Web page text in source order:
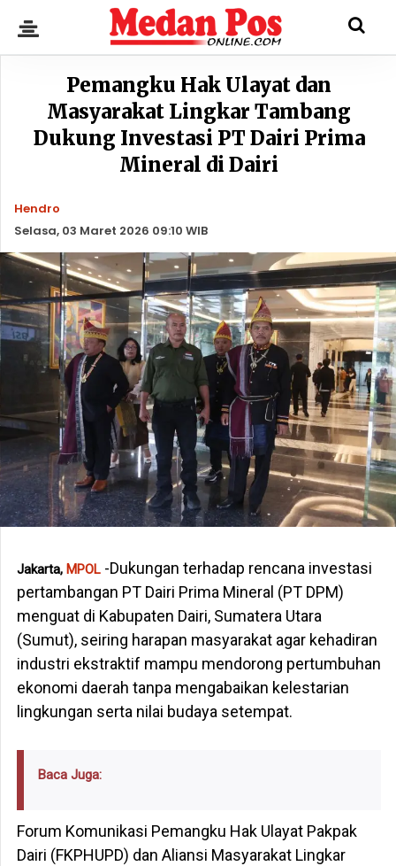
Pemangku Hak Ulayat dan
Masyarakat Lingkar Tambang
Dukung Investasi PT Dairi Prima
Mineral di Dairi
Hendro
Selasa, 03 Maret 2026 09:10 WIB
Jakarta, MPOL-Dukungan terhadap rencana investasi
pertambangan PT Dairi Prima Mineral (PT DPM)
menguat di Kabupaten Dairi, Sumatera Utara
(Sumut), seiring harapan masyarakat agar kehadiran
industri ekstraktif mampu mendorong pertumbuhan
ekonomi daerah tanpa mengabaikan kelestarian
lingkungan serta nilai budaya setempat.
Baca Juga:
Forum Komunikasi Pemangku Hak Ulayat Pakpak
Dairi (FKPHUPD) dan Aliansi Masyarakat Lingkar